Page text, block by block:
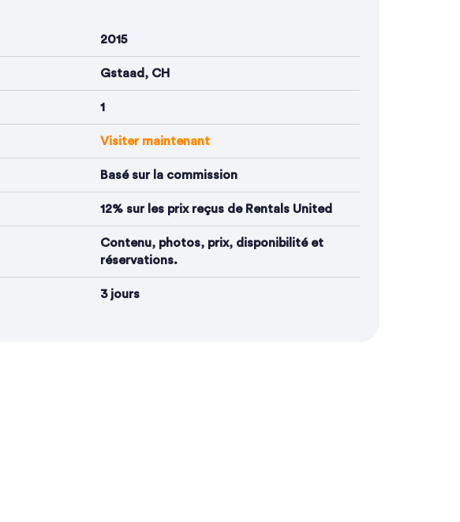
2015
Gstaad, CH
1
Visiter maintenant
Basé sur la commission
12% sur les prix reçus de Rentals United
Contenu, photos, prix, disponibilité et
réservations.
3 jours